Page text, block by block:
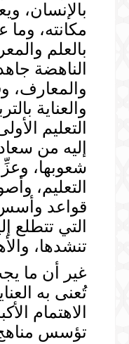
بالإنسان،
مكانته،
بالعلم
الناهضة
والمعارف،
والعناية
التعليم
إليه من
شعوبها، وعزِّ
التعليم،
قواعد
التي تتطلع
تنشدها،
غير أن ما
تُعنى به
الاهتمام
تؤسس مناهج